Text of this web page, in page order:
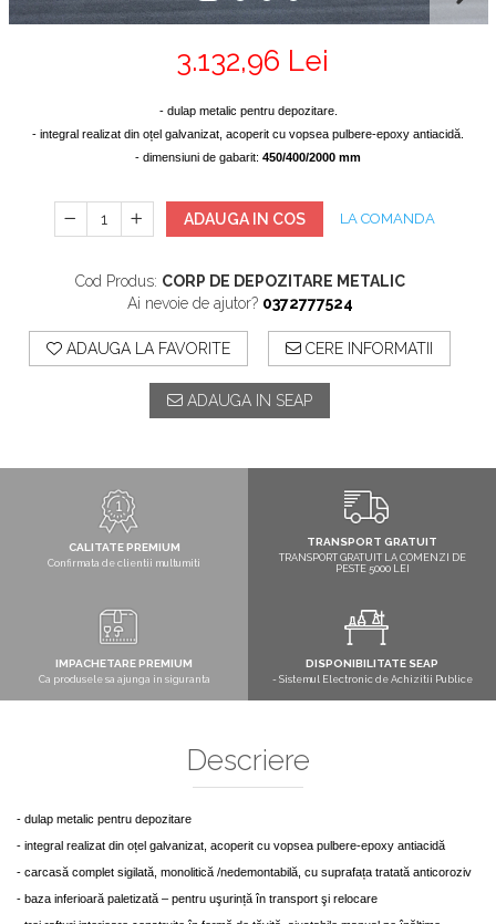
3.132,96 Lei
- dulap metalic pentru depozitare.
- integral realizat din oțel galvanizat, acoperit cu vopsea pulbere-epoxy antiacidă.
- dimensiuni de gabarit: 450/400/2000 mm
ADAUGA IN COS LA COMANDA
Cod Produs: CORP DE DEPOZITARE METALIC
Ai nevoie de ajutor? 0372777524
ADAUGA LA FAVORITE CERE INFORMATII
ADAUGA IN SEAP
CALITATE PREMIUM
Confirmata de clientii multumiti
TRANSPORT GRATUIT
TRANSPORT GRATUIT LA COMENZI DE
PESTE 5000 LEI
IMPACHETARE PREMIUM
Ca produsele sa ajunga in siguranta
DISPONIBILITATE SEAP
- Sistemul Electronic de Achizitii Publice
Descriere
- dulap metalic pentru depozitare
- integral realizat din oțel galvanizat, acoperit cu vopsea pulbere-epoxy antiacidă
- carcasă complet sigilată, monolitică /nedemontabilă, cu suprafața tratată anticoroziv
- baza inferioară paletizată – pentru uşurință în transport şi relocare